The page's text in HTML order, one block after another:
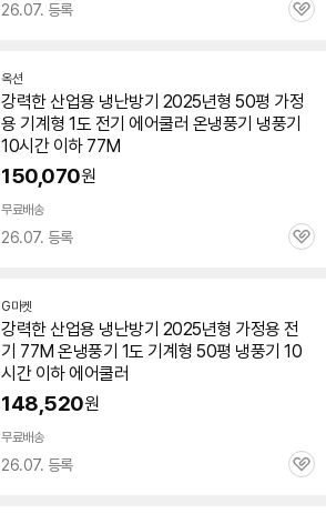
26.07. 등록
관
옥션
강력한 산업용 냉난방기 2025년형 50평 가정
용 기계형 1도 전기 에어쿨러 온냉풍기 냉풍기
10시간 이하 77M
150,070원
무료배송
26.07. 등록
관
G마켓
강력한 산업용 냉난방기 2025년형 가정용 전
기 77M 온냉풍기 1도 기계형 50평 냉풍기 10
시간 이하 에어쿨러
148,520원
무료배송
26.07. 등록
관